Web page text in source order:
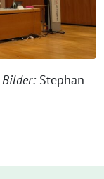
Stephan